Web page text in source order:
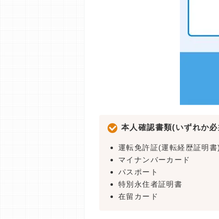
本人確認書類(いずれか
運転免許証(運転経歴証明
マイナンバーカード
パスポート
特別永住者証明書
在留カード